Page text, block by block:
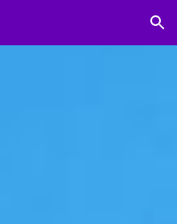
Skip to navigation